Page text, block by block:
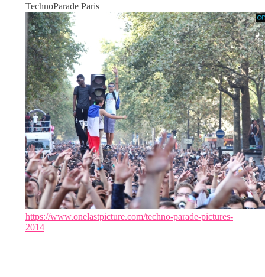
TechnoParade Paris
https://www.onelastpicture.com/techno-parade-pictures-
2014